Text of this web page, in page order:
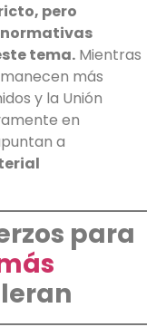
pero
tema. Mientras
más
y la Unión
en
a
para